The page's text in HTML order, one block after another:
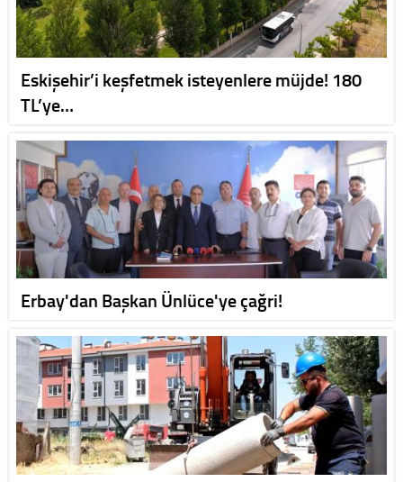
Eskişehir’i keşfetmek isteyenlere müjde! 180
TL’ye…
Erbay'dan Başkan Ünlüce'ye çağri!